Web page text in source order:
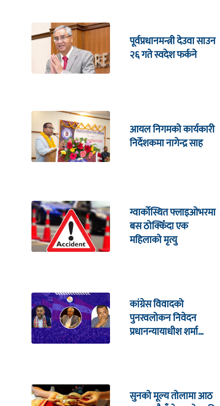
पूर्वप्रधानमन्त्री देउवा साउन
२६ गते स्वदेश फर्कने
आयल निगमको कार्यकारी
निर्देशकमा नागेन्द्र साह
ग्वार्कोस्थित फ्लाइओभरमा
बस ठोक्किँदा एक
महिलाको मृत्यु
कांग्रेस विवादको
पुनरवलोकन निवेदन
प्रधानन्यायाधीश शर्मा
सुनको मूल्य तोलामा आठ